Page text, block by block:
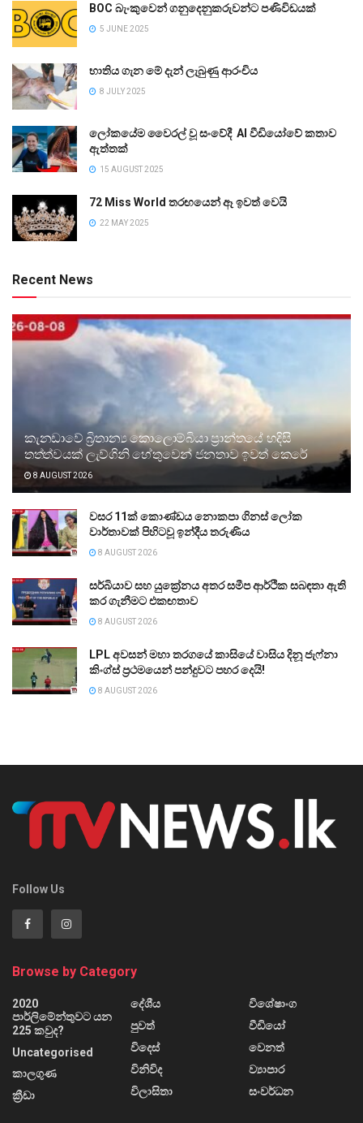
BOC බැංකුවෙන් ගනුදෙනුකරුවන්ට පණිවිඩයක්
5 JUNE 2025
භාතිය ගැන මේ දැන් ලැබුණු ආරංචිය
8 JULY 2025
ලෝකයේම වෛරල් වූ සංවේදී AI වීඩියෝවේ කතාව
ඇත්තක්
15 AUGUST 2025
72 Miss World තරඟයෙන් ඈ ඉවත් වෙයි
22 MAY 2025
Recent News
කැනඩාවේ බ්‍රිතාන්‍ය කොලොම්බියා ප්‍රාන්තයේ හදිසි
තත්ත්වයක් ලැව්ගිනි හේතුවෙන් ජනතාව ඉවත් කෙරේ
8 AUGUST 2026
වසර 11ක් කොණ්ඩය නොකපා ගිනස් ලෝක
වාර්තාවක් පිහිටවූ ඉන්දීය තරුණිය
8 AUGUST 2026
සර්බියාව සහ යුක්‍රේනය අතර සමීප ආර්ථික සබඳතා ඇති
කර ගැනීමට එකඟතාව
8 AUGUST 2026
LPL අවසන් මහා තරගයේ කාසියේ වාසිය දිනූ ජැෆ්නා
කිංග්ස් ප්‍රථමයෙන් පන්දුවට පහර දෙයි!
8 AUGUST 2026
Follow Us
Browse by Category
2020
පාර්ලිමේන්තුවට යන
225 කවුද?
Uncategorised
කාලගුණ
ක්‍රීඩා
දේශීය
පුවත්
විදෙස්
විනිවිද
විලාසිතා
විශේෂාංග
වීඩියෝ
වෙනත්
ව්‍යාපාර
සංවර්ධන